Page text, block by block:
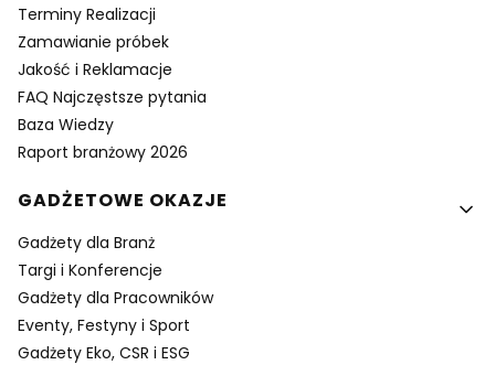
Terminy Realizacji
Zamawianie próbek
Jakość i Reklamacje
FAQ Najczęstsze pytania
Baza Wiedzy
Raport branżowy 2026
GADŻETOWE OKAZJE
Gadżety dla Branż
Targi i Konferencje
Gadżety dla Pracowników
Eventy, Festyny i Sport
Gadżety Eko, CSR i ESG